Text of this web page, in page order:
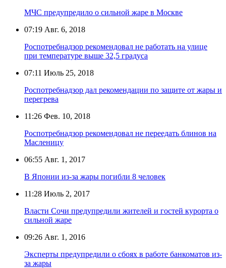
МЧС предупредило о сильной жаре в Москве
07:19 Авг. 6, 2018
Роспотребнадзор рекомендовал не работать на улице
при температуре выше 32,5 градуса
07:11 Июль 25, 2018
Роспотребнадзор дал рекомендации по защите от жары и
перегрева
11:26 Фев. 10, 2018
Роспотребнадзор рекомендовал не переедать блинов на
Масленицу
06:55 Авг. 1, 2017
В Японии из-за жары погибли 8 человек
11:28 Июль 2, 2017
Власти Сочи предупредили жителей и гостей курорта о
сильной жаре
09:26 Авг. 1, 2016
Эксперты предупредили о сбоях в работе банкоматов из-
за жары